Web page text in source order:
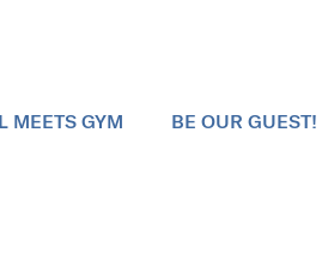
MEETS GYM BE OUR GUEST!